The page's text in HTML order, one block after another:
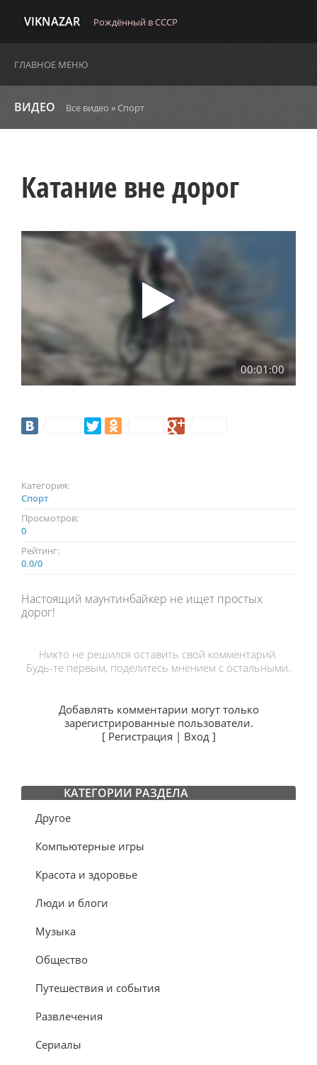
VIKNAZAR Рождённый в СССР
ГЛАВНОЕ МЕНЮ
ВИДЕО Все видео » Спорт
Катание вне дорог
00:01:00
Категория:
Спорт
Просмотров:
0
Рейтинг:
0.0/0
Настоящий маунтинбайкер не ищет простых
дорог!
Никто не решился оставить свой комментарий.
Будь-те первым, поделитесь мнением с остальными.
Добавлять комментарии могут только
зарегистрированные пользователи.
[ Регистрация | Вход]
КАТЕГОРИИ РАЗДЕЛА
Другое
Компьютерные игры
Красота и здоровье
Люди и блоги
Музыка
Общество
Путешествия и события
Развлечения
Сериалы